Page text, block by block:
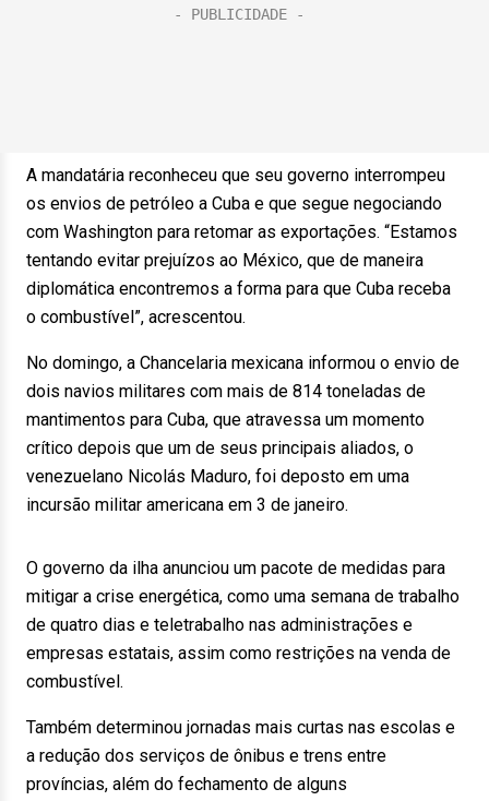
A mandatária reconheceu que seu governo interrompeu
os envios de petróleo a Cuba e que segue negociando
com Washington para retomar as exportações. “Estamos
tentando evitar prejuízos ao México, que de maneira
diplomática encontremos a forma para que Cuba receba
o combustível”, acrescentou.
No domingo, a Chancelaria mexicana informou o envio de
dois navios militares com mais de 814 toneladas de
mantimentos para Cuba, que atravessa um momento
crítico depois que um de seus principais aliados, o
venezuelano Nicolás Maduro, foi deposto em uma
incursão militar americana em 3 de janeiro.
O governo da ilha anunciou um pacote de medidas para
mitigar a crise energética, como uma semana de trabalho
de quatro dias e teletrabalho nas administrações e
empresas estatais, assim como restrições na venda de
combustível.
Também determinou jornadas mais curtas nas escolas e
a redução dos serviços de ônibus e trens entre
províncias, além do fechamento de alguns